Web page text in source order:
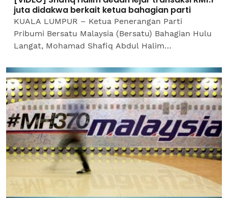
juta didakwa berkait ketua bahagian parti
KUALA LUMPUR – Ketua Penerangan Parti
Pribumi Bersatu Malaysia (Bersatu) Bahagian Hulu
Langat, Mohamad Shafiq Abdul Halim
mengandungi rekod transaksi kewangan...